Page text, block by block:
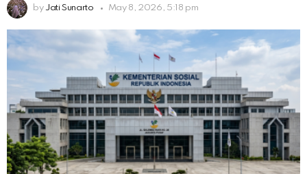
by Jati Sunarto May 8, 2026, 5:18 pm